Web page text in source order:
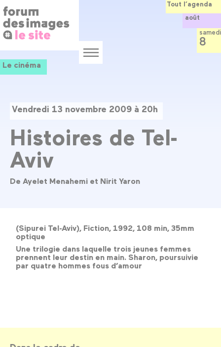
au
contenu
principal
Menu
Le cinéma
Vendredi 13 novembre 2009 à 20h
Histoires de Tel-
Aviv
De Ayelet Menahemi et Nirit Yaron
(Sipurei Tel-Aviv), Fiction, 1992, 108 min, 35mm
optique
Une trilogie dans laquelle trois jeunes femmes
prennent leur destin en main. Sharon, poursuivie
par quatre hommes fous d’amour
Tout l’agenda
août
samedi
8